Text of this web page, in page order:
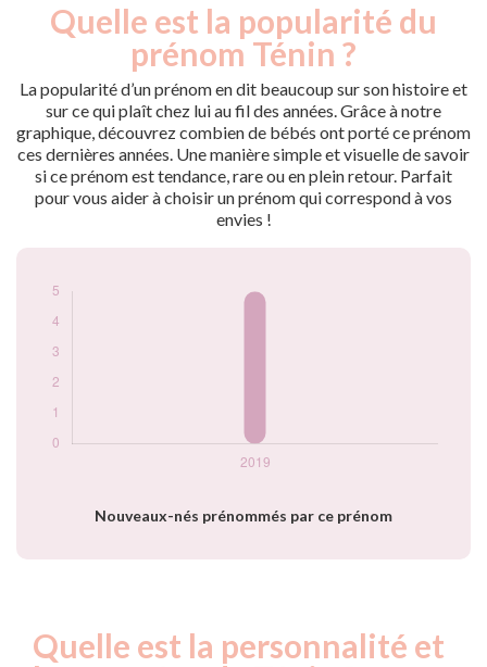
Quelle est la popularité du
prénom Ténin ?
La popularité d’un prénom en dit beaucoup sur son histoire et
sur ce qui plaît chez lui au fil des années. Grâce à notre
graphique, découvrez combien de bébés ont porté ce prénom
ces dernières années. Une manière simple et visuelle de savoir
si ce prénom est tendance, rare ou en plein retour. Parfait
pour vous aider à choisir un prénom qui correspond à vos
envies !
Nouveaux-nés prénommés par ce prénom
Popularité du
prénom Ténin par
année
Année
Nouveaux-
nés
Quelle est la personnalité et